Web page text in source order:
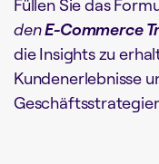
Füllen Sie das
denE-Commerce
die Insights zu
Kundenerlebnisse